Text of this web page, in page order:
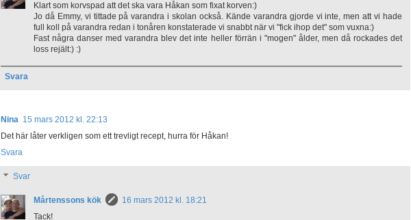
Klart som korvspad att det ska vara Håkan som fixat korven:)
Jo då Emmy, vi tittade på varandra i skolan också. Kände varandra gjorde vi inte, men att vi hade
full koll på varandra redan i tonåren konstaterade vi snabbt när vi "fick ihop det" som vuxna:)
Fast några danser med varandra blev det inte heller förrän i "mogen" ålder, men då rockades det
loss rejält:) :)
Svara
Nina 15 mars 2012 kl. 22:13
Det här låter verkligen som ett trevligt recept, hurra för Håkan!
Svara
Svar
Mårtenssons kök
16 mars 2012 kl. 18:21
Tack!